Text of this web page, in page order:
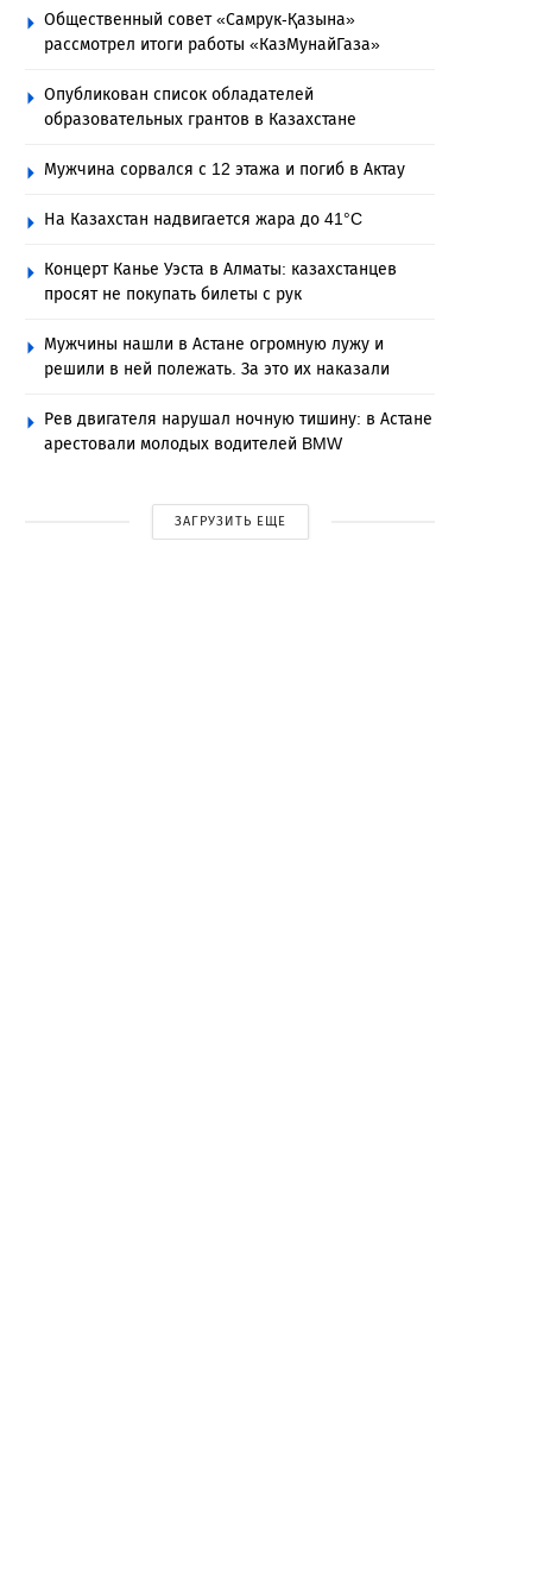
Общественный совет «Самрук-Қазына»
рассмотрел итоги работы «КазМунайГаза»
Опубликован список обладателей
образовательных грантов в Казахстане
Мужчина сорвался с 12 этажа и погиб в Актау
На Казахстан надвигается жара до 41°C
Концерт Канье Уэста в Алматы: казахстанцев
просят не покупать билеты с рук
Мужчины нашли в Астане огромную лужу и
решили в ней полежать. За это их наказали
Рев двигателя нарушал ночную тишину: в Астане
арестовали молодых водителей BMW
ЗАГРУЗИТЬ ЕЩЕ